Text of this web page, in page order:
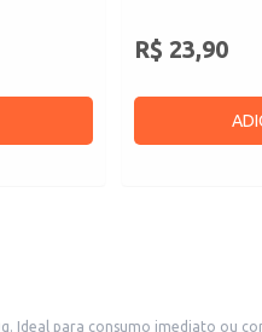
R$ 23,90
Ideal para consumo imediato ou